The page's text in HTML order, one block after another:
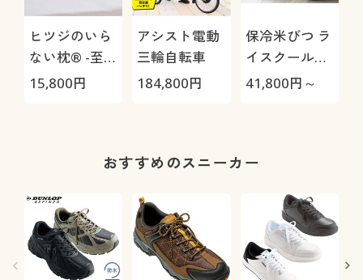
ヒツジのいら
ない枕® -至
極-
15,800円
アシスト電動
三輪自転車
184,800円
保冷米びつ ラ
イスクール
HRC-
41,800円～
おすすめのスニーカー